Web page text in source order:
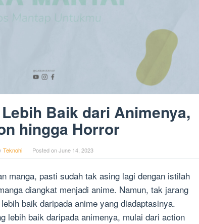
Baik dari Animenya,
hingga Horror
Teknohi Posted onJune 14, 2023
manga, pasti sudah tak asing lagi dengan istilah
diangkat menjadi anime. Namun, tak jarang
baik daripada anime yang diadaptasinya.
lebih baik daripada animenya, mulai dari action